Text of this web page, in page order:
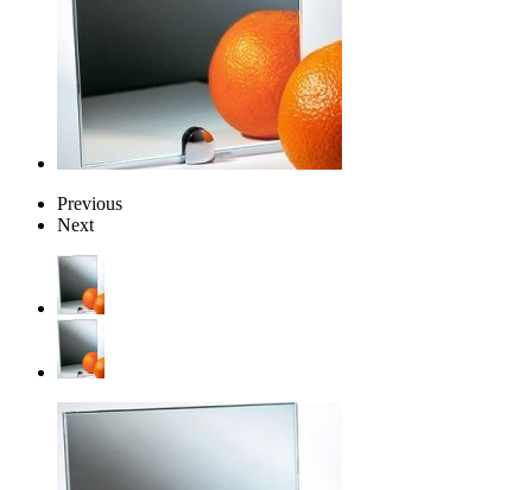
Previous
Next